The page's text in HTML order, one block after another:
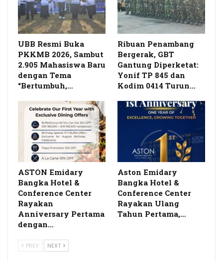
UBB Resmi Buka
PKKMB 2026, Sambut
2.905 Mahasiswa Baru
dengan Tema
“Bertumbuh,…
Ribuan Penambang
Bergerak, GBT
Gantung Diperketat:
Yonif TP 845 dan
Kodim 0414 Turun…
ASTON Emidary
Bangka Hotel &
Conference Center
Rayakan
Anniversary Pertama
dengan…
Aston Emidary
Bangka Hotel &
Conference Center
Rayakan Ulang
Tahun Pertama,…
PREV NEXT